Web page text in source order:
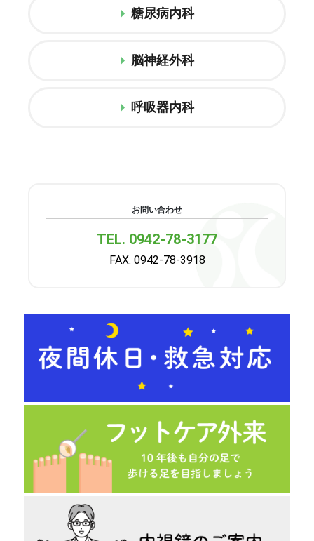
糖尿病内科
脳神経外科
呼吸器内科
お問い合わせ
TEL. 0942-78-3177
FAX. 0942-78-3918